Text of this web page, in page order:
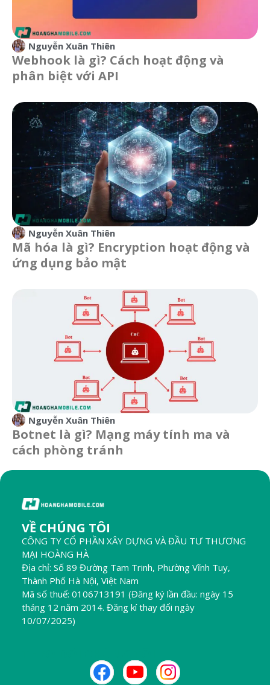
Nguyễn Xuân Thiên
Webhook là gì? Cách hoạt động và
phân biệt với API
Nguyễn Xuân Thiên
Mã hóa là gì? Encryption hoạt động và
ứng dụng bảo mật
Nguyễn Xuân Thiên
Botnet là gì? Mạng máy tính ma và
cách phòng tránh
VỀ CHÚNG TÔI
CÔNG TY CỔ PHẦN XÂY DỰNG VÀ ĐẦU TƯ THƯƠNG
MẠI HOÀNG HÀ
Địa chỉ: Số 89 Đường Tam Trinh, Phường Vĩnh Tuy,
Thành Phố Hà Nội, Việt Nam
Mã số thuế: 0106713191 (Đăng ký lần đầu: ngày 15
tháng 12 năm 2014. Đăng kí thay đổi ngày
10/07/2025)